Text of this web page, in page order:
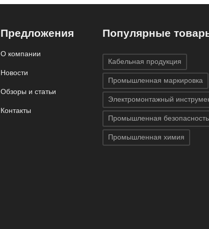
Предложения
О компании
Новости
Обзоры и статьи
Контакты
Популярные
Кабельная продукция
Промышленная маркировка
Электромонтажный
Промышленная безопасность
Промышленная химия